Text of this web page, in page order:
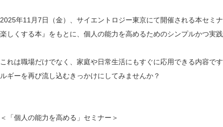
2025年11月7日（金）、サイエントロジー東京にて開催される本セミ
楽しくする本』をもとに、個人の能力を高めるためのシンプルかつ実
これは職場だけでなく、家庭や日常生活にもすぐに応用できる内容で
ルギーを再び流し込むきっかけにしてみませんか？
＜「個人の能力を高める」セミナー＞